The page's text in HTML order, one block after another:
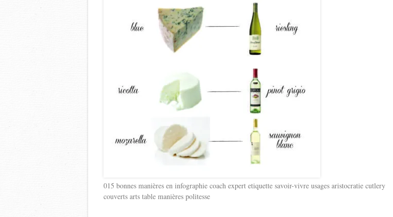
015 bonnes manières en infographie coach expert etiquette savoir-vivre usages aristocratie cutlery
couverts arts table manières politesse